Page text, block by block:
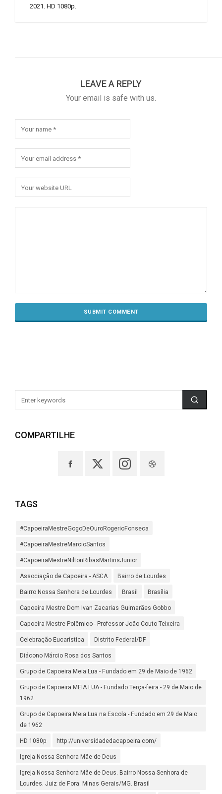
2021. HD 1080p.
LEAVE A REPLY
Your email is safe with us.
COMPARTILHE
TAGS
#CapoeiraMestreGogoDeOuroRogerioFonseca
#CapoeiraMestreMarcioSantos
#CapoeiraMestreNiltonRibasMartinsJunior
Associação de Capoeira - ASCA Bairro de Lourdes
Bairro Nossa Senhora de Lourdes Brasil Brasília
Capoeira Mestre Dom Ivan Zacarias Guimarães Gobbo
Capoeira Mestre Polêmico - Professor João Couto Teixeira
Celebração Eucarística Distrito Federal/DF
Diácono Márcio Rosa dos Santos
Grupo de Capoeira Meia Lua - Fundado em 29 de Maio de 1962
Grupo de Capoeira MEIA LUA - Fundado Terça-feira - 29 de Maio de
1962
Grupo de Capoeira Meia Lua na Escola - Fundado em 29 de Maio
de 1962
HD 1080p http://universidadedacapoeira.com/
Igreja Nossa Senhora Mãe de Deus
Igreja Nossa Senhora Mãe de Deus. Bairro Nossa Senhora de
Lourdes. Juiz de Fora. Minas Gerais/MG. Brasil